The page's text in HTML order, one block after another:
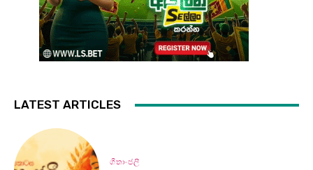
LATEST ARTICLES
ගීතාංජලී